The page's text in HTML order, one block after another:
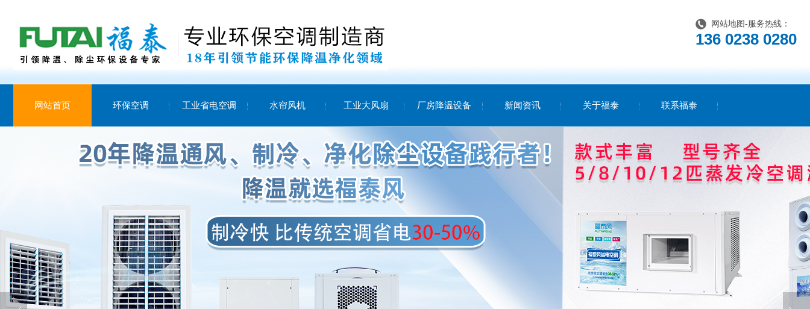
网站地图 -服务热线：
136 0238 0280
网站首页 环保空调 工业省电空调 水帘风机 工业大风扇 厂房降温设备 新闻资讯 关于福泰 联系福泰